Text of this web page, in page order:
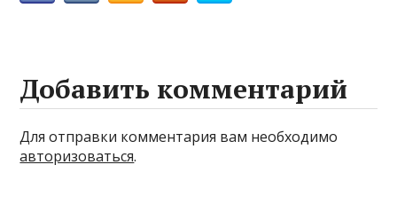
Добавить комментарий
Для отправки комментария вам необходимо
авторизоваться.